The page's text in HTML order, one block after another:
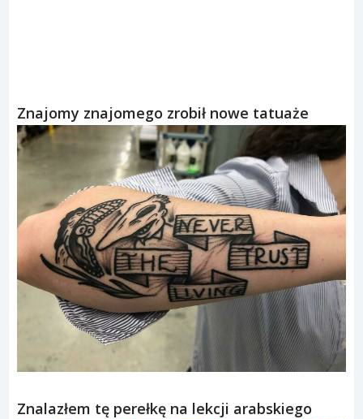
Znajomy znajomego zrobił nowe tatuaże
Znalazłem tę perełkę na lekcji arabskiego